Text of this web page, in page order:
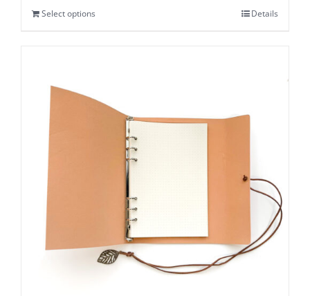
Select options Details